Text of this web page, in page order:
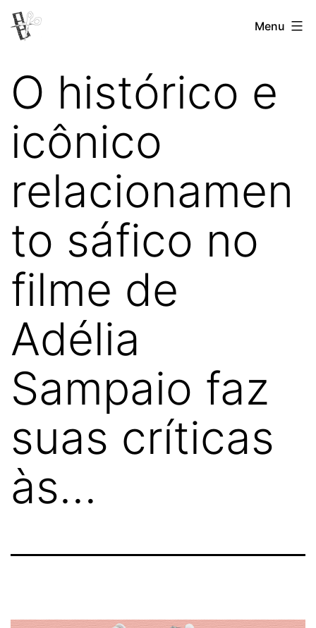
Pular
para
conteúdo
Revista
Menu
O histórico e
icônico
relacionamen
to sáfico no
filme de
Adélia
Sampaio faz
suas críticas
às…